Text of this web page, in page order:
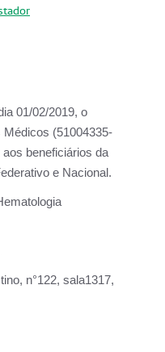
01/02/2019, o
Médicos (51004335-
beneficiários da
e Nacional.
n°122, sala1317,